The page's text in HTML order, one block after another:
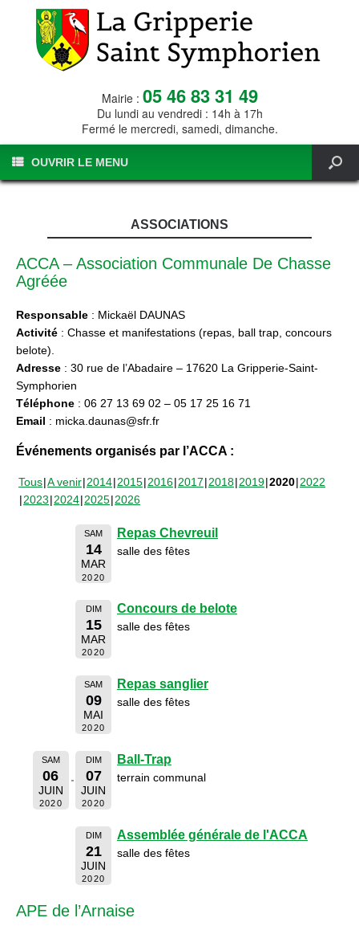
Mairie : 05 46 83 31 49
Du lundi au vendredi : 14h à 17h
Fermé le mercredi, samedi, dimanche.
OUVRIR LE MENU
ASSOCIATIONS
ACCA – Association Communale De Chasse
Agréée
Responsable : Mickaël DAUNAS
Activité : Chasse et manifestations (repas, ball trap, concours
belote).
Adresse : 30 rue de l’Abadaire – 17620 La Gripperie-Saint-
Symphorien
Téléphone : 06 27 13 69 02 – 05 17 25 16 71
Email : micka.daunas@sfr.fr
Événements organisés par l’ACCA :
Tous A venir 2014 2015 2016 2017 2018 2019 2020 2022
2023 2024 2025 2026
SAM
14
MAR
2020
Repas Chevreuil
salle des fêtes
DIM
15
MAR
2020
Concours de belote
salle des fêtes
SAM
09
MAI
2020
Repas sanglier
salle des fêtes
SAM
06
JUIN
2020
DIM
07
JUIN
2020
Ball-Trap
terrain communal
DIM
21
JUIN
2020
Assemblée générale de l'ACCA
salle des fêtes
APE de l’Arnaise